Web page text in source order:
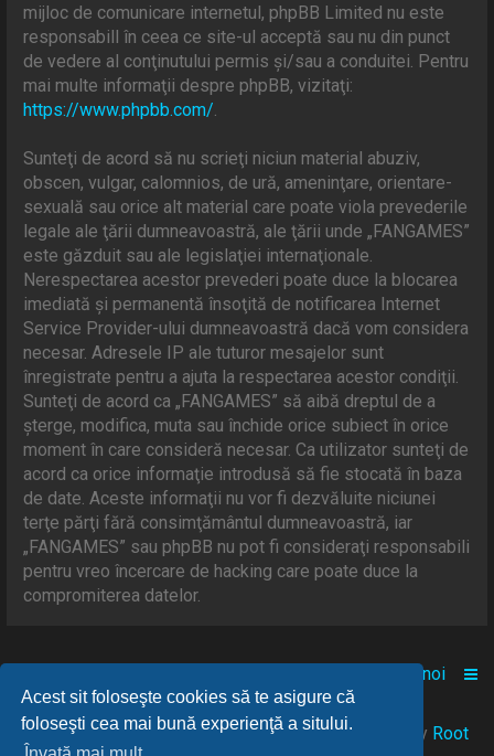
Acest sit foloseşte cookies să te asigure că
foloseşti cea mai bună experienţă a sitului.
mijloc de comunicare internetul, phpBB Limited nu este
responsabill în ceea ce site-ul acceptă sau nu din punct
de vedere al conţinutului permis şi/sau a conduitei. Pentru
mai multe informaţii despre phpBB, vizitaţi:
https://www.phpbb.com/
Sunteţi de acord să nu scrieţi niciun material abuziv,
obscen, vulgar, calomnios, de ură, ameninţare, orientare-
sexuală sau orice alt material care poate viola prevederile
legale ale ţării dumneavoastră, ale ţării unde „FANGAMES”
este găzduit sau ale legislaţiei internaţionale.
Nerespectarea acestor prevederi poate duce la blocarea
imediată şi permanentă însoţită de notificarea Internet
Service Provider-ului dumneavoastră dacă vom considera
necesar. Adresele IP ale tuturor mesajelor sunt
înregistrate pentru a ajuta la respectarea acestor condiţii.
Sunteţi de acord ca „FANGAMES” să aibă dreptul de a
şterge, modifica, muta sau închide orice subiect în orice
moment în care consideră necesar. Ca utilizator sunteţi de
acord ca orice informaţie introdusă să fie stocată în baza
de date. Aceste informaţii nu vor fi dezvăluite niciunei
terţe părţi fără consimţământul dumneavoastră, iar
„FANGAMES” sau phpBB nu pot fi consideraţi responsabili
pentru vreo încercare de hacking care poate duce la
compromiterea datelor.
Despre noi
© 2021-2025 Powered byFANGAMES™• Design by Root